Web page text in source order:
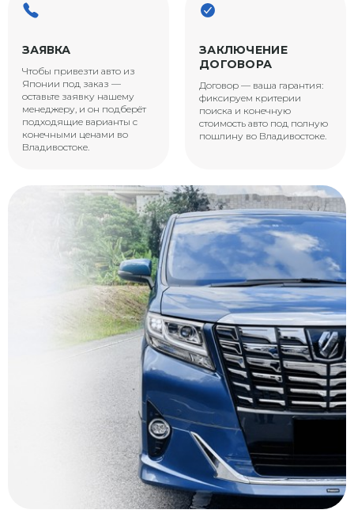
ЗАЯВКА
Чтобы привезти авто из
Японии под заказ —
оставьте заявку нашему
менеджеру, и он подберёт
подходящие варианты с
конечными ценами во
Владивостоке.
ЗАКЛЮЧЕНИЕ
ДОГОВОРА
Договор — ваша гарантия:
фиксируем критерии
поиска и конечную
стоимость авто под полную
пошлину во Владивостоке.